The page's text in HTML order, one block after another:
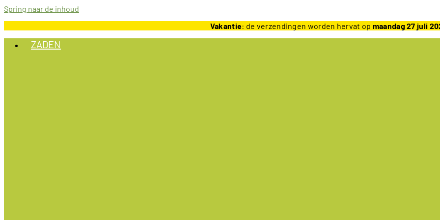
Spring naar de inhoud
Vakantie: de verzendingen worden hervat op maandag 27 juli
ZADEN